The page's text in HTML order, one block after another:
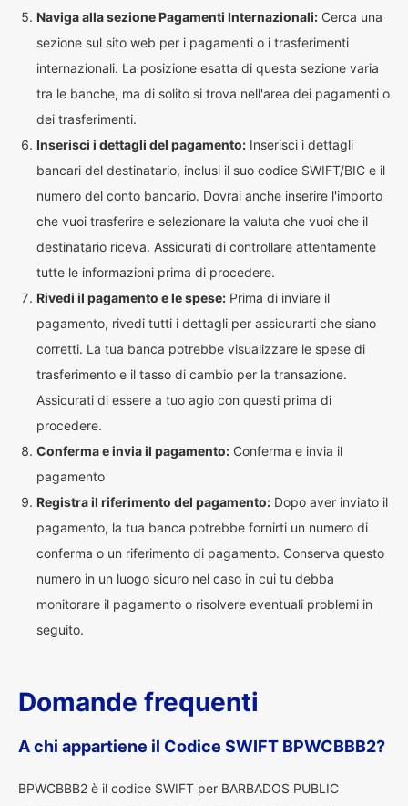
Naviga alla sezione Pagamenti Internazionali: Cerca una
sezione sul sito web per i pagamenti o i trasferimenti
internazionali. La posizione esatta di questa sezione varia
tra le banche, ma di solito si trova nell'area dei pagamenti o
dei trasferimenti.
Inserisci i dettagli del pagamento: Inserisci i dettagli
bancari del destinatario, inclusi il suo codice SWIFT/BIC e il
numero del conto bancario. Dovrai anche inserire l'importo
che vuoi trasferire e selezionare la valuta che vuoi che il
destinatario riceva. Assicurati di controllare attentamente
tutte le informazioni prima di procedere.
Rivedi il pagamento e le spese: Prima di inviare il
pagamento, rivedi tutti i dettagli per assicurarti che siano
corretti. La tua banca potrebbe visualizzare le spese di
trasferimento e il tasso di cambio per la transazione.
Assicurati di essere a tuo agio con questi prima di
procedere.
Conferma e invia il pagamento: Conferma e invia il
pagamento
Registra il riferimento del pagamento: Dopo aver inviato il
pagamento, la tua banca potrebbe fornirti un numero di
conferma o un riferimento di pagamento. Conserva questo
numero in un luogo sicuro nel caso in cui tu debba
monitorare il pagamento o risolvere eventuali problemi in
seguito.
Domande frequenti
A chi appartiene il Codice SWIFT BPWCBBB2?
BPWCBBB2 è il codice SWIFT per BARBADOS PUBLIC